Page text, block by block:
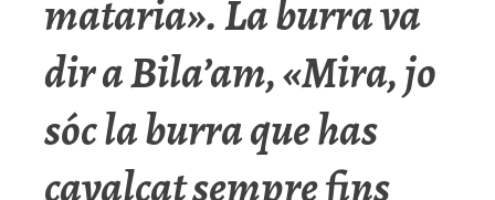
mataria». La burra va
dir a Bila’am, «Mira, jo
sóc la burra que has
cavalcat sempre fins